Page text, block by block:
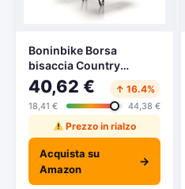
Boninbike Borsa
bisaccia Country
Miele/Beige
40,62 € ↑ 16.4%
18,41 € 44,38 €
Prezzo in rialzo
Acquista su
Amazon
→